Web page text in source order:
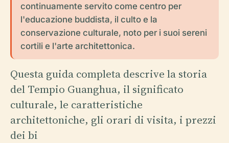
continuamente servito come centro per
l'educazione buddista, il culto e la
conservazione culturale, noto per i suoi sereni
cortili e l'arte architettonica.
Questa guida completa descrive la storia
del Tempio Guanghua, il significato
culturale, le caratteristiche
architettoniche, gli orari di visita, i prezzi
dei bi